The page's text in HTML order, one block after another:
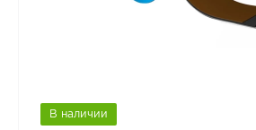
В наличии